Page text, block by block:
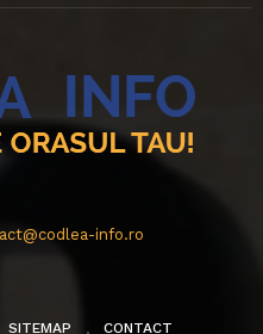
info.ro
SITEMAP CONTACT